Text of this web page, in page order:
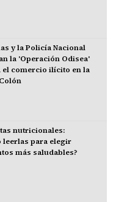
y la Policía Nacional
la 'Operación Odisea'
el comercio ilícito en la
nutricionales:
leerlas para elegir
más saludables?